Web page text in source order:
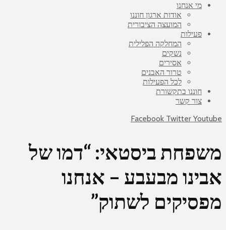
מי אנחנו
אודות ארגון חוננו
המועצה הציבורית
פעילות
המחלקה הפלילית
נשקים
אסירים
טרור האבנים
לכל הפעילות
חוננו בתקשורת
צור קשר
Facebook Twitter Youtube
משפחת ביסטאי: “דמו של
אבינו מבעבע – אנחנו
מפסיקים לשתוק”